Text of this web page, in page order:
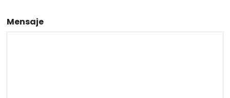
Mensaje